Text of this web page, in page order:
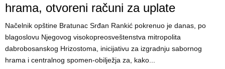
hrama, otvoreni računi za uplate
Načelnik opštine Bratunac Srđan Rankić pokrenuo je danas, po
blagoslovu Njegovog visokopreosveštenstva mitropolita
dabrobosanskog Hrizostoma, inicijativu za izgradnju sabornog
hrama i centralnog spomen-obilježja za, kako...